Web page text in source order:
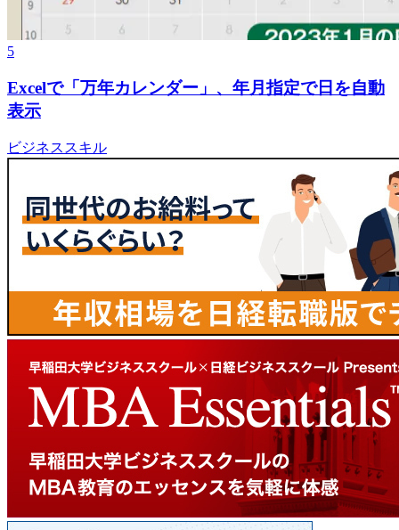
5
Excelで「万年カレンダー」、年月指定で日を自動
表示
ビジネススキル